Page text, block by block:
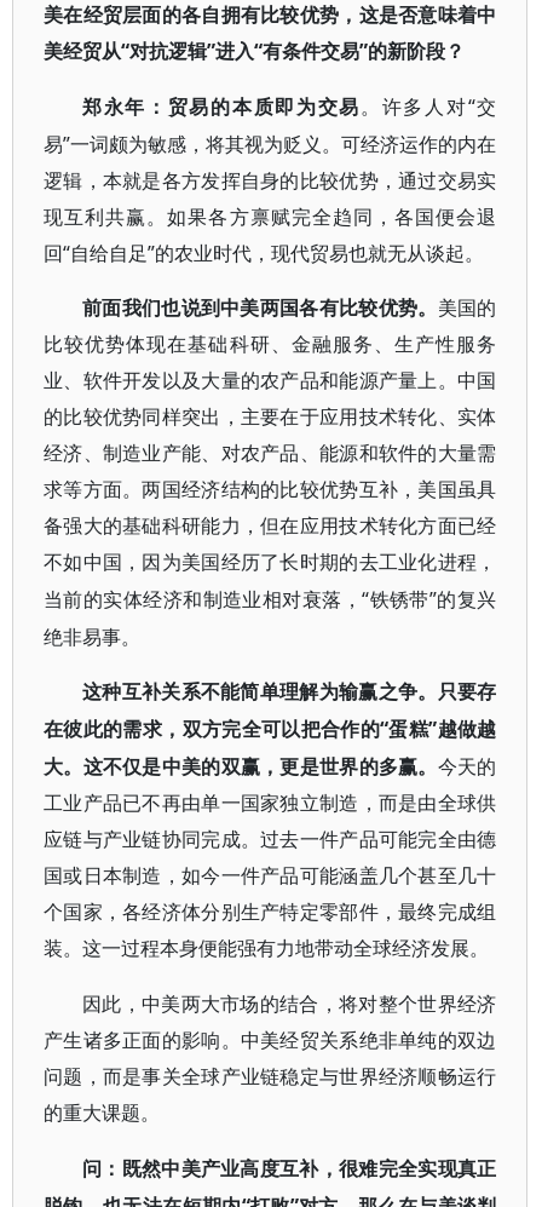
美在经贸层面的各自拥有比较优势，这是否意味着中
美经贸从“对抗逻辑”进入“有条件交易”的新阶段？
郑永年： 贸易的本质即为交易 。 许多人对“交
易”一词颇为敏感，将其视为贬义。可经济运作的内在
逻辑，本就是各方发挥自身的比较优势，通过交易实
现互利共赢。如果各方禀赋完全趋同，各国便会退
回“自给自足”的农业时代，现代贸易也就无从谈起。
前面我们也说到中美两国各有比较优势。 美国的
比较优势体现在基础科研、金融服务、生产性服务
业、软件开发以及大量的农产品和能源产量上。中国
的比较优势同样突出，主要在于应用技术转化、实体
经济、制造业产能、对农产品、能源和软件的大量需
求等方面。两国经济结构的比较优势互补，美国虽具
备强大的基础科研能力，但在应用技术转化方面已经
不如中国，因为美国经历了长时期的去工业化进程，
当前的实体经济和制造业相对衰落，“铁锈带”的复兴
绝非易事。
这种互补关系不能简单理解为输赢之争。只要存
在彼此的需求，双方完全可以把合作的“蛋糕”越做越
大。这不仅是中美的双赢，更是世界的多赢。
今天的
工业产品已不再由单一国家独立制造，而是由全球供
应链与产业链协同完成。过去一件产品可能完全由德
国或日本制造，如今一件产品可能涵盖几个甚至几十
个国家，各经济体分别生产特定零部件，最终完成组
装。这一过程本身便能强有力地带动全球经济发展。
因此，中美两大市场的结合，将对整个世界经济
产生诸多正面的影响。中美经贸关系绝非单纯的双边
问题，而是事关全球产业链稳定与世界经济顺畅运行
的重大课题。
问： 既然中美产业高度互补，很难完全实现真正